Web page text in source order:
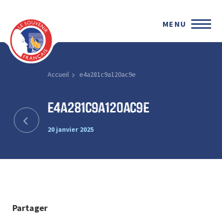
MENU
Accueil e4a281c9a120ac9e
e4a281c9a120ac9e
20 janvier 2025
Partager